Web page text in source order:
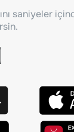
saniyeler